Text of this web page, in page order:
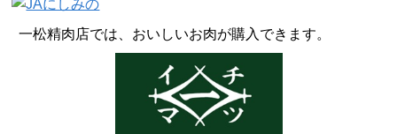
一松精肉店では、おいしいお肉が購入できます。